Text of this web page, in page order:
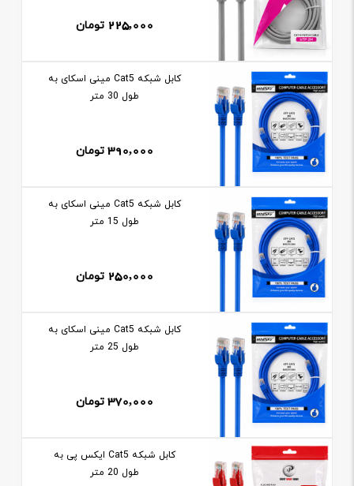
225,000 تومان
کابل شبکه Cat5 مینی اسکای به
طول 30 متر
390,000 تومان
کابل شبکه Cat5 مینی اسکای به
طول 15 متر
250,000 تومان
کابل شبکه Cat5 مینی اسکای به
طول 25 متر
370,000 تومان
کابل شبکه Cat5 ايکس پی به
طول 20 متر